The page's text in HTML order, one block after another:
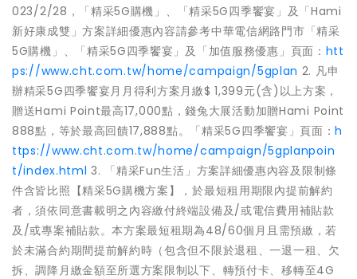
023/2/28，「精采5G購機」、「精采5G四季饗宴」及「Hami
新好康成雙」方案詳細優惠內容請參考中華電信網路門市「精采
5G購機」、「精采5G四季饗宴」及「加值服務優惠」頁面： htt
ps://www.cht.com.tw/home/campaign/5gplan 2. 凡申
辦精采5G四季饗宴月月得利方案月繳$ 1,399元(含)以上方案，
贈送Hami Point最高17,000點，錢兔大展活動加贈Hami Point
888點，等於最高回饋17,888點。「精采5G四季饗宴」頁面：h
ttps://www.cht.com.tw/home/campaign/5gplanpoin
t/index.html 3. 「精采Fun生活」方案詳細優惠內容及限制條
件含皆比照【精采5G購機方案】，於最短租用期限內提前解約
者，須依同意書載明之內容繳付終端設備及/或電信費用補貼款
及/或專案補貼款。本方案最短租期為48/60個月且需預繳，若
於未滿合約期間提前解約時（包含但不限於退租、一退一租、欠
拆、調降月繳金額至所選方案限制以下、轉預付卡、移轉至4G